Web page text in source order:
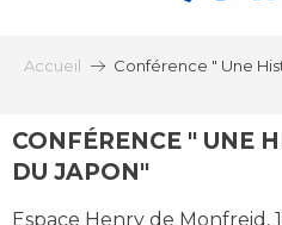
Accueil Conférence " Une
CONFÉRENCE " UNE
DU JAPON"
Espace Henry de Monfreid,